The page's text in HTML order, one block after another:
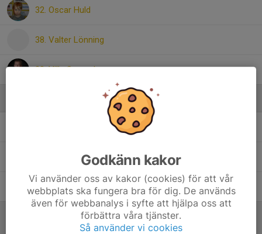
32. Oscar Huld
38. Valter Lönning
28. Ville Samuelsson
Ledare
Tobias RegnanderHuvudledare
Tomas FunquistLedare
Godkänn kakor
Vi använder oss av kakor (cookies) för att vår
webbplats ska fungera bra för dig. De används
även för webbanalys i syfte att hjälpa oss att
förbättra våra tjänster.
Så använder vi cookies